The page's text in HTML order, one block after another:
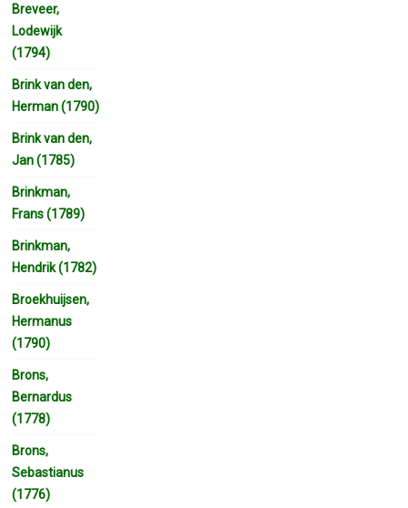
Breveer,
Lodewijk
(1794)
Brink van den,
Herman (1790)
Brink van den,
Jan (1785)
Brinkman,
Frans (1789)
Brinkman,
Hendrik (1782)
Broekhuijsen,
Hermanus
(1790)
Brons,
Bernardus
(1778)
Brons,
Sebastianus
(1776)